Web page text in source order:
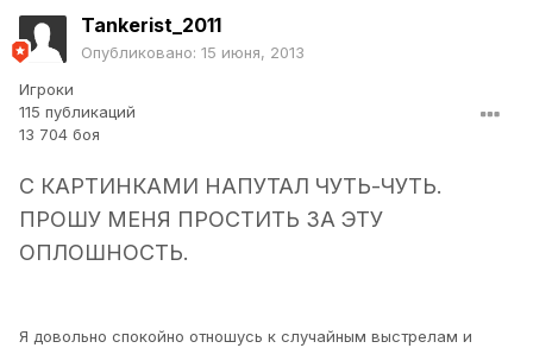
Tankerist_2011
Опубликовано: 15 июня, 2013
Игроки
115 публикаций
13 704 боя
С КАРТИНКАМИ НАПУТАЛ ЧУТЬ-ЧУТЬ.
ПРОШУ МЕНЯ ПРОСТИТЬ ЗА ЭТУ
ОПЛОШНОСТЬ.
Я довольно спокойно отношусь к случайным выстрелам и